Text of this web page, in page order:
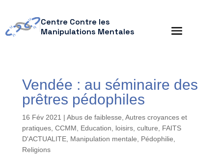
Centre Contre les
Manipulations Mentales
Vendée : au séminaire des
prêtres pédophiles
16 Fév 2021 | Abus de faiblesse Autres croyances et
pratiques, CCMM Education, loisirs, culture
FAITS
D'ACTUALITE, Manipulation mentale Pédophilie
Religions